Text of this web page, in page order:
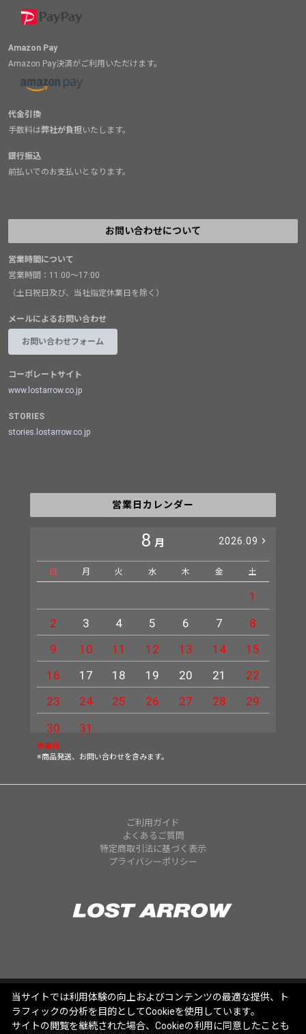
Amazon Pay
Amazon Pay決済がご利用いただけます。
代金引換
手数料は弊社が負担 いたします。
銀行振込
前払いでのお支払いとなります。
お問い合わせについて
営業時間について
営業時間：11:00～17:00
（土日祝日及び、当社指定休業日を除く）
メールによるお問い合わせ
お問い合わせフォーム
コーポレートサイト
www.lostarrow.co.jp
STORIES
stories.lostarrow.co.jp
営業日カレンダー
8 月 2026.09
日 月 火 水 木 金 土
1
2
3 4 5 6 7
8
9
10 11 12 13 14
15
16
17 18 19 20 21
22
23
24 25 26 27 28
29
30
31
休業日
※商品発送、お問い合わせを含みます。
ご利用ガイド
よくあるご質問
特定商取引法に基づく表示
プライバシーポリシー
© Copyright 2025 Lost Arrow,Inc. All rights reserved.
当サイトでは利用体験の向上およびコンテンツの最適な提供、ト
ラフィックの分析を目的としてCookieを使用しています。
サイトの閲覧を継続された場合、Cookieの利用に同意したことも